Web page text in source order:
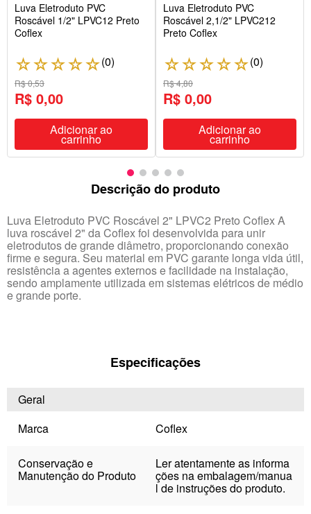
Luva Eletroduto PVC
Roscável 1/2" LPVC12 Preto
Coflex
☆☆☆☆☆(0)
R$ 0,53
R$ 0,00
Adicionar ao
carrinho
Luva Eletroduto PVC
Roscável 2,1/2" LPVC212
Preto Coflex
☆☆☆☆☆(0)
R$ 4,80
R$ 0,00
Adicionar ao
carrinho
Descrição do produto
Luva Eletroduto PVC Roscável 2" LPVC2 Preto Coflex A
luva roscável 2" da Coflex foi desenvolvida para unir
eletrodutos de grande diâmetro, proporcionando conexão
firme e segura. Seu material em PVC garante longa vida útil,
resistência a agentes externos e facilidade na instalação,
sendo amplamente utilizada em sistemas elétricos de médio
e grande porte.
Especificações
Geral
Marca
Coflex
Conservação e
Manutenção do Produto
Ler atentamente as informa
ções na embalagem/manua
l de instruções do produto.